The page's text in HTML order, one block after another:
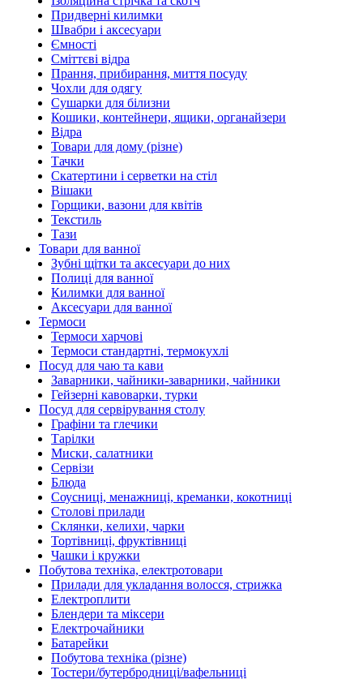
Придверні килимки
Швабри і аксесуари
Ємності
Сміттєві відра
Прання, прибирання, миття посуду
Чохли для одягу
Сушарки для білизни
Кошики, контейнери, ящики, органайзери
Відра
Товари для дому (різне)
Тачки
Скатертини і серветки на стіл
Вішаки
Горщики, вазони для квітів
Текстиль
Тази
Товари для ванної
Зубні щітки та аксесуари до них
Полиці для ванної
Килимки для ванної
Аксесуари для ванної
Термоси
Термоси харчові
Термоси стандартні, термокухлі
Посуд для чаю та кави
Заварники, чайники-заварники, чайники
Гейзерні кавоварки, турки
Посуд для сервірування столу
Графіни та глечики
Тарілки
Миски, салатники
Сервізи
Блюда
Соусниці, менажниці, креманки, кокотниці
Столові прилади
Склянки, келихи, чарки
Тортівниці, фруктівниці
Чашки і кружки
Побутова техніка, електротовари
Прилади для укладання волосся, стрижка
Електроплити
Блендери та міксери
Електрочайники
Батарейки
Побутова техніка (різне)
Тостери/бутербродниці/вафельниці